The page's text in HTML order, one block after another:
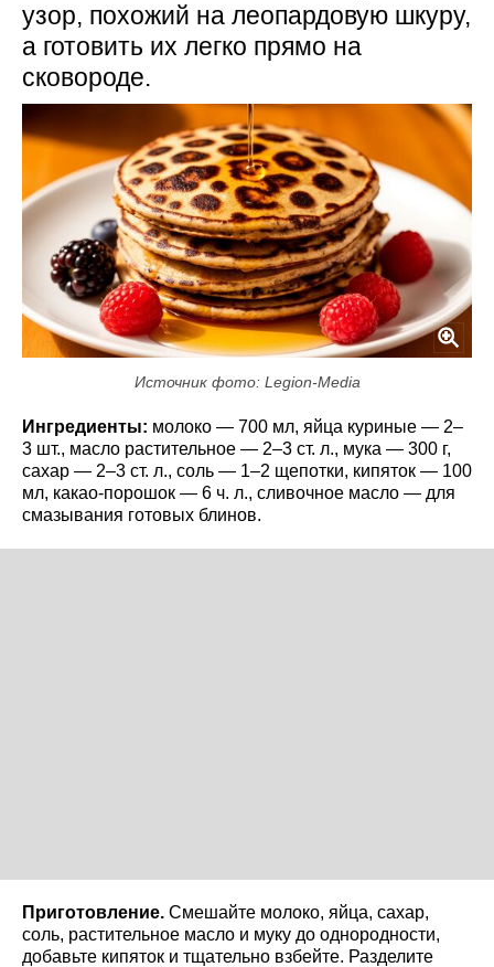
узор, похожий на леопардовую шкуру,
а готовить их легко прямо на
сковороде.
Источник фото: Legion-Media
Ингредиенты: молоко — 700 мл, яйца куриные — 2–
3 шт., масло растительное — 2–3 ст. л., мука — 300 г,
сахар — 2–3 ст. л., соль — 1–2 щепотки, кипяток — 100
мл, какао-порошок — 6 ч. л., сливочное масло — для
смазывания готовых блинов.
Приготовление. Смешайте молоко, яйца, сахар,
соль, растительное масло и муку до однородности,
добавьте кипяток и тщательно взбейте. Разделите